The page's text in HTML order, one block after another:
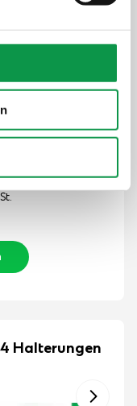
Halterungen